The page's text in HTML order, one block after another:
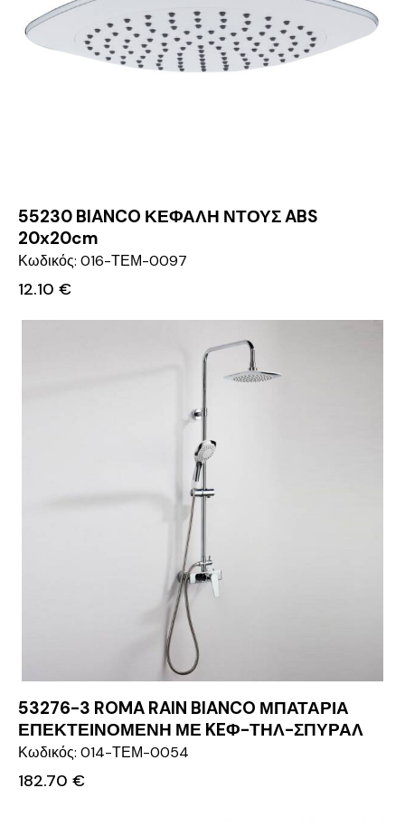
55230 BIANCO ΚΕΦΑΛΗ ΝΤΟΥΣ ABS
20x20cm
Κωδικός: 016-ΤΕΜ-0097
12.10 €
53276-3 ROMA RAIN BIANCO ΜΠΑΤΑΡΙΑ
ΕΠΕΚΤΕΙΝΟΜΕΝΗ ΜΕ KEΦ-ΤΗΛ-ΣΠΥΡΑΛ
Κωδικός: 014-ΤΕΜ-0054
182.70 €